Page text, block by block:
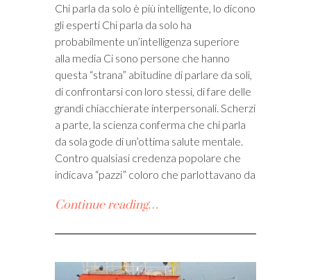
Chi parla da solo è più intelligente, lo dicono
gli esperti Chi parla da solo ha
probabilmente un’intelligenza superiore
alla media Ci sono persone che hanno
questa “strana” abitudine di parlare da soli,
di confrontarsi con loro stessi, di fare delle
grandi chiacchierate interpersonali. Scherzi
a parte, la scienza conferma che chi parla
da sola gode di un’ottima salute mentale.
Contro qualsiasi credenza popolare che
indicava “pazzi” coloro che parlottavano da
Continue reading…